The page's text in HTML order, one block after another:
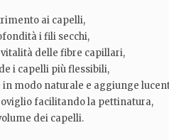
ai capelli,
i fili secchi,
delle fibre capillari,
i capelli più flessibili,
in modo naturale e aggiunge
facilitando la pettinatura,
dei capelli.